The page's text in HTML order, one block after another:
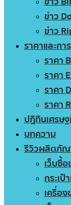
ข่าว
ข่าว
ราคาและกา
ราคา
ราคา
ราคา
ราคา
ปฏิทินเศรษ
บทความ
รีวิวผลิตภั
เว็บซื้
กระเป๋
เครื่อ